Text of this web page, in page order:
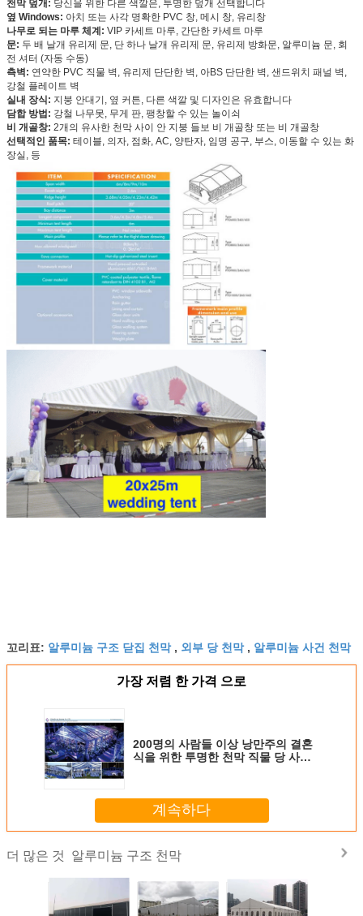
천막 덮개: 당신을 위한 다른 색깔은, 투명한 덮개 선택합니다
옆 Windows: 아치 또는 사각 명확한 PVC 창, 메시 창, 유리창
나무로 되는 마루 체계: VIP 카세트 마루, 간단한 카세트 마루
문: 두 배 날개 유리제 문, 단 하나 날개 유리제 문, 유리제 방화문, 알루미늄 문, 회
전 셔터 (자동 수동)
측벽: 연약한 PVC 직물 벽, 유리제 단단한 벽, 아BS 단단한 벽, 샌드위치 패널 벽,
강철 플레이트 벽
실내 장식: 지붕 안대기, 옆 커튼, 다른 색깔 및 디자인은 유효합니다
담합 방법: 강철 나무못, 무게 판, 팽창할 수 있는 놀이쇠
비 개골창: 2개의 유사한 천막 사이 안 지붕 들보 비 개골창 또는 비 개골창
선택적인 품목: 테이블, 의자, 점화, AC, 양탄자, 임명 공구, 부스, 이동할 수 있는 화
장실, 등
꼬리표: 알루미늄 구조 닫집 천막, 외부 당 천막, 알루미늄 사건 천막
가장 저렴 한 가격 으로
200명의 사람들 이상 낭만주의 결혼
식을 위한 투명한 천막 직물 당 사건
계속하다
더 많은 것 알루미늄 구조 천막